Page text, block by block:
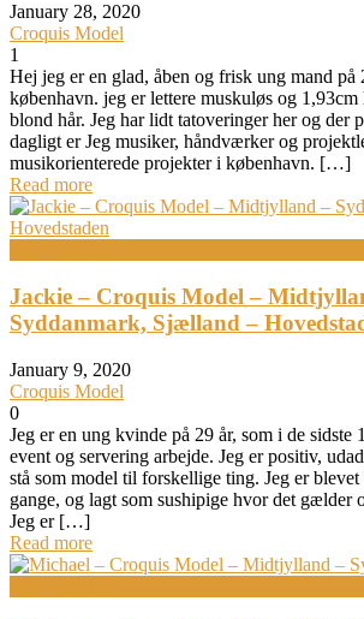
January 28, 2020
Croquis Model
1
Hej jeg er en glad, åben og frisk ung mand på
københavn. jeg er lettere muskuløs og
blond hår. Jeg har lidt tatoveringer her og der
dagligt er Jeg musiker, håndværker og
musikorienterede projekter i københavn. […]
Read more
Jackie – Croquis Model –
Syddanmark, Sjælland –
January 9, 2020
Croquis Model
0
Jeg er en ung kvinde på 29 år, som i de sidste
event og servering arbejde. Jeg er positiv,
stå som model til forskellige ting. Jeg er
gange, og lagt som sushipige hvor det gælder
Jeg er […]
Read more